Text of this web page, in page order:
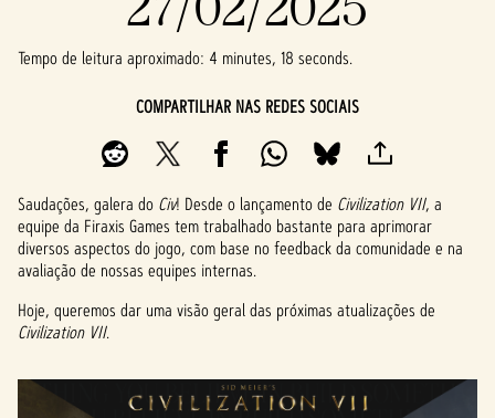
Tempo de leitura aproximado 4 minutes, 18 seconds
COMPARTILHAR NAS REDES SOCIAIS
Saudações, galera do Civ! Desde o lançamento de Civilization VII, a
equipe da Firaxis Games tem trabalhado bastante para aprimorar
diversos aspectos do jogo, com base no feedback da comunidade e na
avaliação de nossas equipes internas.
Hoje, queremos dar uma visão geral das próximas atualizações de
Civilization VII.